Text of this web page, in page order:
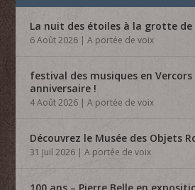
La nuit des étoiles à la grotte de
6 Août 2026 |A portée de voix
festival des musiques en Vercors
anniversaire !
4 Août 2026 |A portée de voix
Découvrez le Musée des Objets
31 Juil 2026 |A portée de voix